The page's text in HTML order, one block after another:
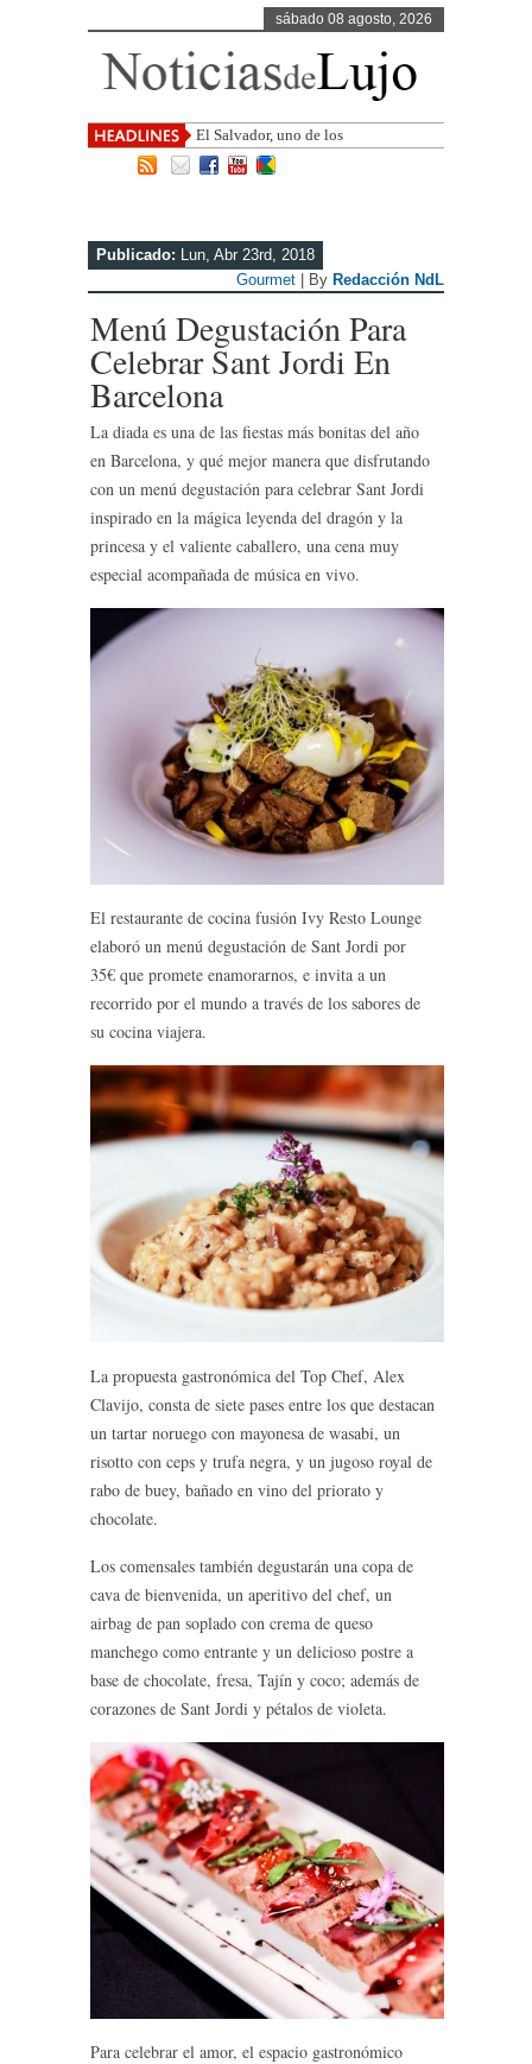
sábado 08 agosto, 2026
El Salvador, uno de los destinos con
mayor proyección de Ce
Publicado: Lun, Abr 23rd, 2018
Gourmet | By Redacción NdL
Menú Degustación Para
Celebrar Sant Jordi En
Barcelona
La diada es una de las fiestas más bonitas del año
en Barcelona, y qué mejor manera que disfrutando
con un menú degustación para celebrar Sant Jordi
inspirado en la mágica leyenda del dragón y la
princesa y el valiente caballero, una cena muy
especial acompañada de música en vivo.
El restaurante de cocina fusión Ivy Resto Lounge
elaboró un menú degustación de Sant Jordi por
35€ que promete enamorarnos, e invita a un
recorrido por el mundo a través de los sabores de
su cocina viajera.
La propuesta gastronómica del Top Chef, Alex
Clavijo, consta de siete pases entre los que destacan
un tartar noruego con mayonesa de wasabi, un
risotto con ceps y trufa negra, y un jugoso royal de
rabo de buey, bañado en vino del priorato y
chocolate.
Los comensales también degustarán una copa de
cava de bienvenida, un aperitivo del chef, un
airbag de pan soplado con crema de queso
manchego como entrante y un delicioso postre a
base de chocolate, fresa, Tajín y coco; además de
corazones de Sant Jordi y pétalos de violeta.
Para celebrar el amor, el espacio gastronómico